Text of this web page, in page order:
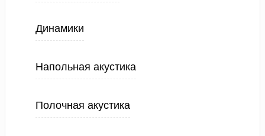
Динамики
Напольная акустика
Полочная акустика